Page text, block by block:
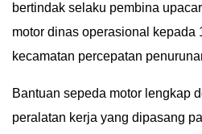
OTOMOTIF
HIBURAN
bertindak selaku pembina
motor dinas operasional kepada
kecamatan percepatan
Bantuan sepeda motor lengkap
peralatan kerja yang dipasang